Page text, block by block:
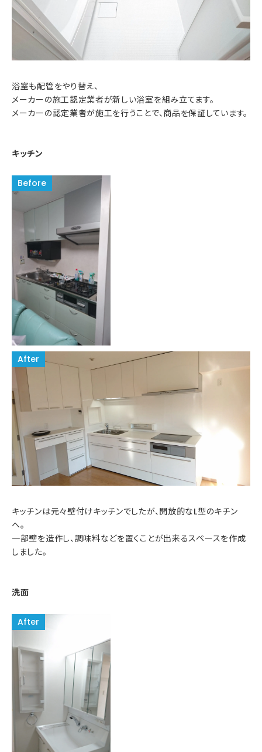
浴室も配管をやり替え、
メーカーの施工認定業者が新しい浴室を組み立てます。
メーカーの認定業者が施工を行うことで、商品を保証しています。
キッチン
キッチンは元々壁付けキッチンでしたが、開放的なL型のキチン
へ。
一部壁を造作し、調味料などを置くことが出来るスペースを作成
しました。
洗面